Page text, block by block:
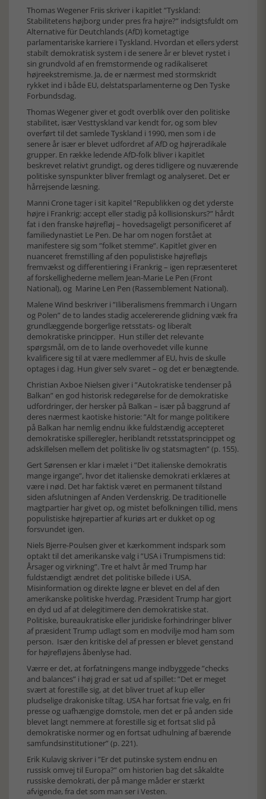
Thomas Wegener Friis skriver i kapitlet ”Tyskland:
Stabilitetens højborg under pres fra højre?” indsigtsfuldt om
Alternative für Deutchlands (AfD) kometagtige
parlamentariske karriere i Tyskland. Hvordan et ellers yderst
stabilt demokratisk system i de senere år er blevet rystet i
sin grundvold af en fremstormende og radikaliseret
højreekstremisme. Ja, de er nærmest med stormskridt
rykket ind i både EU, delstatsparlamenterne og Den Tyske
Forbundsdag.
Thomas Wegener giver et godt overblik over den politiske
stabilitet, især Vesttyskland var kendt for, og som blev
overført til det samlede Tyskland i 1990, men som i de
senere år især er blevet udfordret af AfD og højreradikale
grupper. En række ledende AfD-folk bliver i kapitlet
beskrevet relativt grundigt, og deres tidligere og nuværende
politiske synspunkter bliver fremlagt og analyseret. Det er
hårrejsende læsning.
Manni Crone tager i sit kapitel ”Republikken og det yderste
højre i Frankrig: accept eller stadig på kollisionskurs?” hårdt
fat i den franske højrefløj – hovedsageligt personificeret af
familiedynastiet Le Pen. De har om nogen forstået at
manifestere sig som ”folket stemme”. Kapitlet giver en
nuanceret fremstilling af den populistiske højrefløjs
fremvækst og differentiering i Frankrig – igen repræsenteret
af forskellighederne mellem Jean-Marie Le Pen (Front
National), og Marine Len Pen (Rassemblement National).
Malene Wind beskriver i ”Iliberalismens fremmarch i Ungarn
og Polen” de to landes stadig accelererende glidning væk fra
grundlæggende borgerlige retsstats- og liberalt
demokratiske principper. Hun stiller det relevante
spørgsmål, om de to lande overhovedet ville kunne
kvalificere sig til at være medlemmer af EU, hvis de skulle
optages i dag. Hun giver selv svaret – og det er benægtende.
Christian Axboe Nielsen giver i ”Autokratiske tendenser på
Balkan” en god historisk redegørelse for de demokratiske
udfordringer, der hersker på Balkan – især på baggrund af
deres nærmest kaotiske historie: ”Alt for mange politikere
på Balkan har nemlig endnu ikke fuldstændig accepteret
demokratiske spilleregler, heriblandt retsstatsprincippet og
adskillelsen mellem det politiske liv og statsmagten” (p. 155).
Gert Sørensen er klar i mælet i ”Det italienske demokratis
mange irgange”, hvor det italienske demokrati erklæres at
være i nød. Det har faktisk været en permanent tilstand
siden afslutningen af Anden Verdenskrig. De traditionelle
magtpartier har givet op, og mistet befolkningen tillid, mens
populistiske højrepartier af kuriøs art er dukket op og
forsvundet igen.
Niels Bjerre-Poulsen giver et kærkomment indspark som
optakt til det amerikanske valg i ”USA i Trumpismens tid:
Årsager og virkning”. Tre et halvt år med Trump har
fuldstændigt ændret det politiske billede i USA.
Misinformation og direkte løgne er blevet en del af den
amerikanske politiske hverdag. Præsident Trump har gjort
en dyd ud af at delegitimere den demokratiske stat.
Politiske, bureaukratiske eller juridiske forhindringer bliver
af præsident Trump udlagt som en modvilje mod ham som
person. Især den kritiske del af pressen er blevet genstand
for højrefløjens åbenlyse had.
Værre er det, at forfatningens mange indbyggede ”checks
and balances” i høj grad er sat ud af spillet: ”Det er meget
svært at forestille sig, at det bliver truet af kup eller
pludselige drakoniske tiltag. USA har fortsat frie valg, en fri
presse og uafhængige domstole, men det er på anden side
blevet langt nemmere at forestille sig et fortsat slid på
demokratiske normer og en fortsat udhulning af bærende
samfundsinstitutioner” (p. 221).
Erik Kulavig skriver i ”Er det putinske system endnu en
russisk omvej til Europa?” om historien bag det såkaldte
russiske demokrati, der på mange måder er stærkt
afvigende, fra det som man ser i Vesten.